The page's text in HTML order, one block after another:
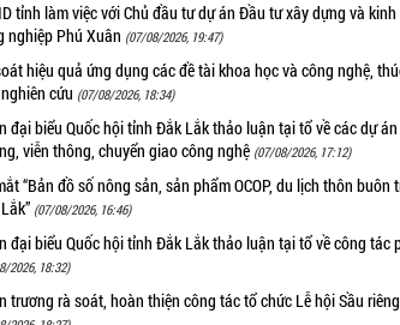
tỉnh làm việc với Chủ đầu tư dự án Đầu tư xây dựng và
nghiệp Phú Xuân (07/08/2026, 19:47)
hiệu quả ứng dụng các đề tài khoa học và công nghệ,
cứu (07/08/2026, 18:34)
đại biểu Quốc hội tỉnh Đắk Lắk thảo luận tại tổ về các dự
viễn thông, chuyển giao công nghệ (07/08/2026, 17:12)
“Bản đồ số nông sản, sản phẩm OCOP, du lịch thôn
(07/08/2026, 16:46)
đại biểu Quốc hội tỉnh Đắk Lắk thảo luận tại tổ về công tác
2026, 18:32)
trương rà soát, hoàn thiện công tác tổ chức Lễ hội Sầu